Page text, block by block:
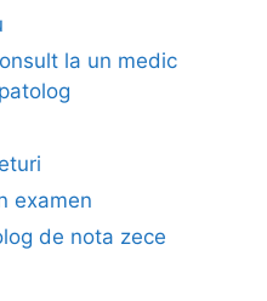
la un medic
examen
de nota zece